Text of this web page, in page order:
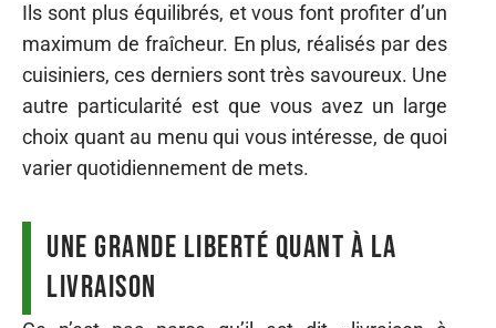
Ils sont plus équilibrés, et vous font profiter d’un
maximum de fraîcheur. En plus, réalisés par des
cuisiniers, ces derniers sont très savoureux. Une
autre particularité est que vous avez un large
choix quant au menu qui vous intéresse, de quoi
varier quotidiennement de mets.
Une grande liberté quant à la
livraison